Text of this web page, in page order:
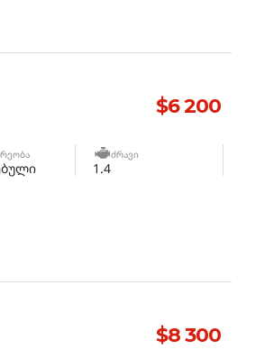
$6 200
ᲫᲠᲐᲕᲘ
1.4
$8 300